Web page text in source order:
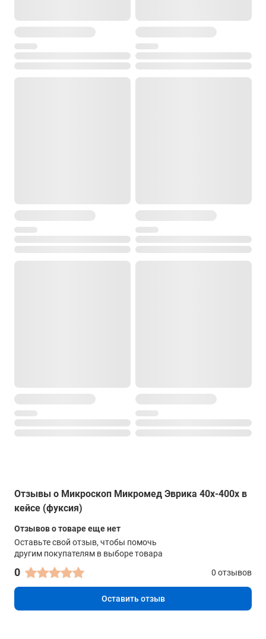
Отзывы о Микроскоп Микромед Эврика 40x-400x в
кейсе (фуксия)
Отзывов о товаре еще нет
Оставьте свой отзыв, чтобы помочь
другим покупателям в выборе товара
0 0 отзывов
Оставить отзыв